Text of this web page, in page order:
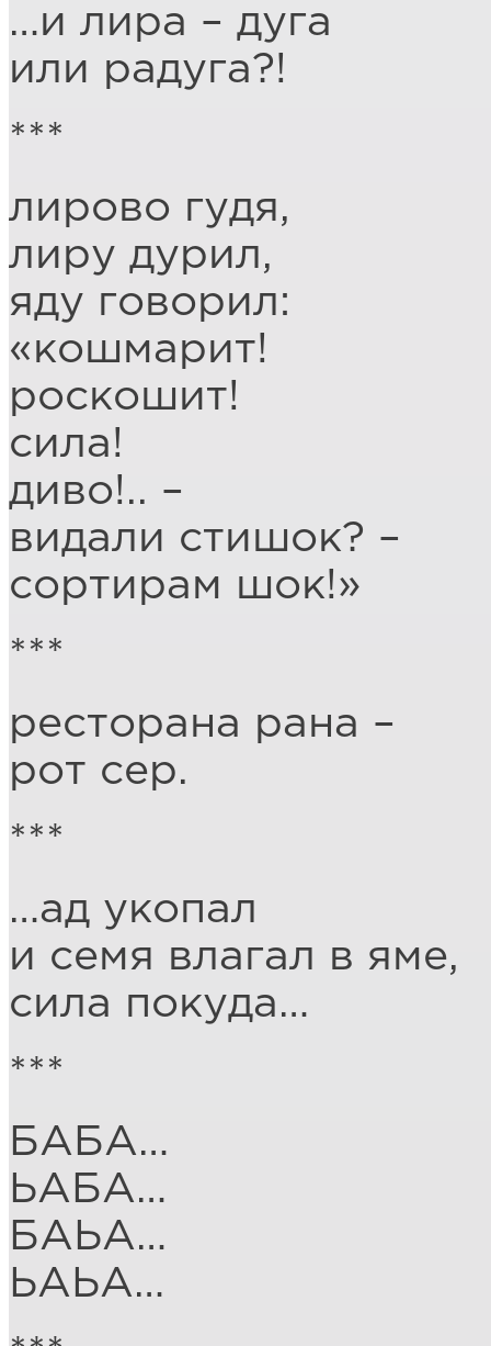
…и лира – дуга
или радуга?!
***
лирово гудя,
лиру дурил,
яду говорил:
«кошмарит!
роскошит!
сила!
диво!.. –
видали стишок? –
сортирам шок!»
***
ресторана рана –
рот сер.
***
…ад укопал
и семя влагал в яме,
сила покуда…
***
БАБА…
ЬАБА…
БАЬА…
ЬАЬА…